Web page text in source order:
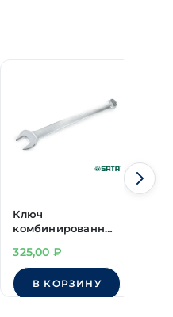
Ключ
комбинированный
325,00 ₽
В КОРЗИНУ